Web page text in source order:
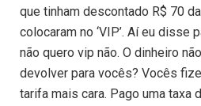
que tinham descontado R$ 70
colocaram no ‘VIP’. Aí eu disse
não quero vip não. O dinheiro
devolver para vocês? Vocês
tarifa mais cara. Pago uma taxa